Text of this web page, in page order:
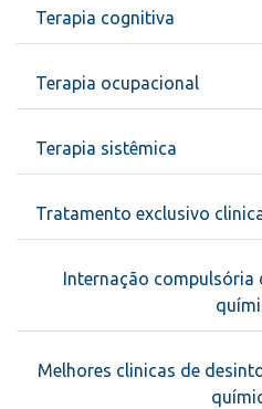
Terapia cognitiva
Terapia ocupacional
Terapia sistêmica
Tratamento exclusivo
Internação compulsória
Melhores clinicas de